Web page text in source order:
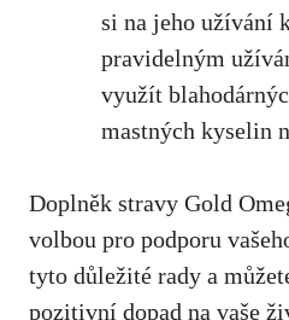
si na jeho užívání
pravidelným
využít
mastných kyselin
Doplněk stravy Gold
volbou pro podporu
tyto důležité rady a
pozitivní dopad na vaše